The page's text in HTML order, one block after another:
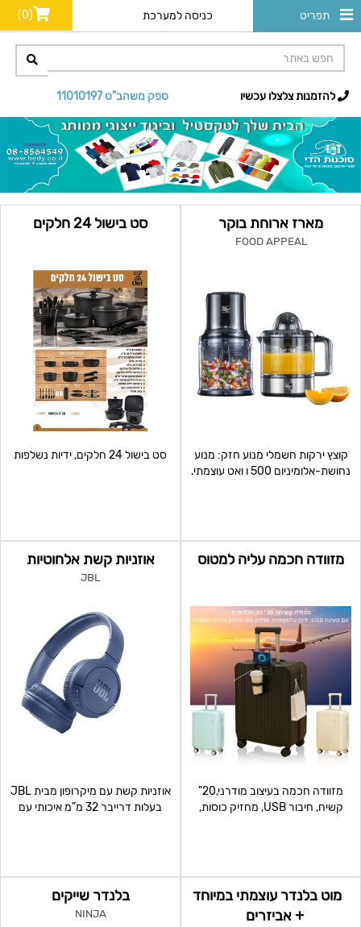
תפריט כניסה למערכת (0)
ספק משהב"ט 11010197 להזמנות צלצלו עכשיו
מארז ארוחת בוקר
FOOD APPEAL
קוצץ ירקות חשמלי מנוע חזק: מנוע
נחושת-אלומיניום 500 ו ואט עוצמתי.
סט בישול 24 חלקים
סט בישול 24 חלקים, ידיות נשלפות
מזוודה חכמה עליה למטוס
מזוודה חכמה בעיצוב מודרני,20"
קשיח, חיבור USB, מחזיק כוסות,
אוזניות קשת אלחוטיות
JBL
אוזניות קשת עם מיקרופון מבית JBL
בעלות דרייבר 32 מ”מ איכותי עם
מוט בלנדר עוצמתי במיוחד
+ אביזרים
בלנדר שייקים
NINJA